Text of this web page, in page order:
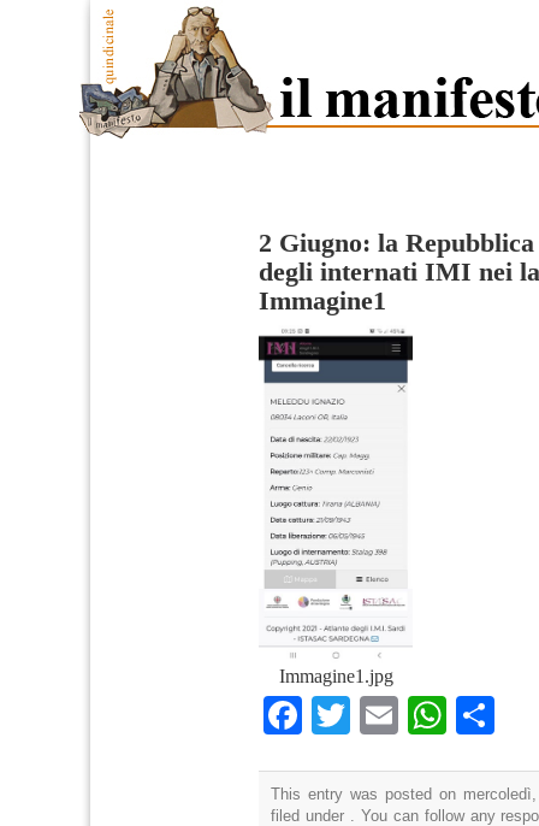
2 Giugno: la
degli internati IMI nei
Immagine1
Immagine1.jpg
Facebook
TwitterEmail
This entry was posted on
filed under . You can follow any